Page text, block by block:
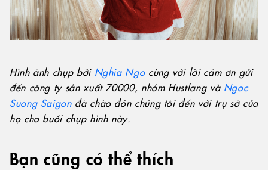
Hình ảnh chụp bởi Nghia Ngocùng với lời cảm ơn gửi
đến công ty sản xuất 70000, nhóm Hustlang và Ngoc
Suong Saigonđã chào đón chúng tôi đến với trụ sở của
họ cho buổi chụp hình này.
Bạn cũng có thể thích